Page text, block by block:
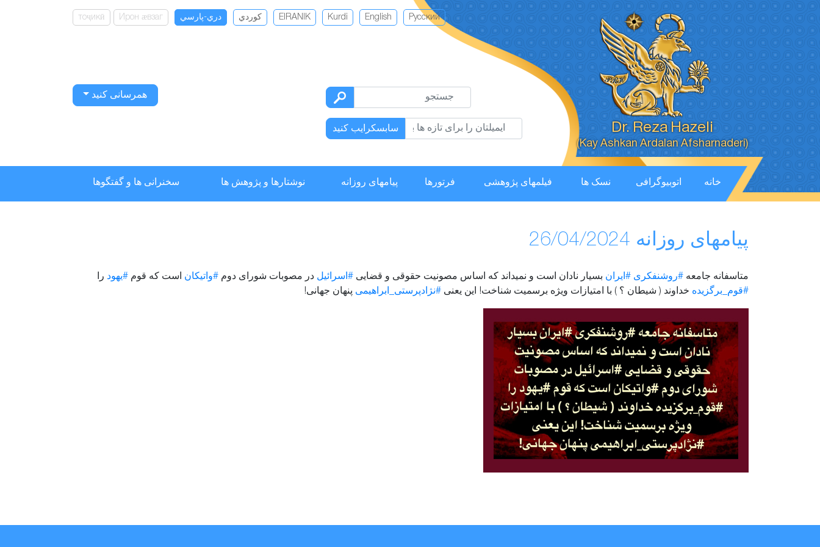
Dr. Reza Hazeli
(Kay Ashkan Ardalan Afsharnaderi)
Русский
English
Kurdi
EIRANIK كوردي دري-پارسي Ирон ӕвзаг
тоҷикӣ
سابسکرایب کنید
همرسانی کنید
خانه اتوبیوگرافی نسک ها فیلمهای پژوهشی فرتورها پیامهای روزانه نوشتارها و پژوهش ها سخنرانی ها و گفتگوها
پیامهای روزانه 26/04/2024
متاسفانه جامعه #روشنفکری #ایران بسیار نادان است و نمیداند که اساس مصونیت حقوقی و قضایی #اسرائیل در مصوبات شورای دوم #واتیکان است که قوم #یهود را
#قوم_برگزیده خداوند ( شیطان ؟ ) با امتیازات ویژه برسمیت شناخت! این یعنی #نژادپرستی_ابراهیمی پنهان جهانی!